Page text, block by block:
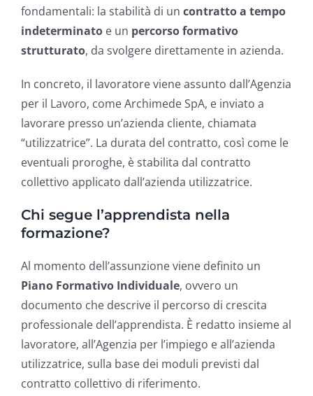
fondamentali: la stabilità di un contratto a tempo
indeterminato e un percorso formativo
strutturato, da svolgere direttamente in azienda.
In concreto, il lavoratore viene assunto dall’Agenzia
per il Lavoro, come Archimede SpA, e inviato a
lavorare presso un’azienda cliente, chiamata
“utilizzatrice”. La durata del contratto, così come le
eventuali proroghe, è stabilita dal contratto
collettivo applicato dall’azienda utilizzatrice.
Chi segue l’apprendista nella
formazione?
Al momento dell’assunzione viene definito un
Piano Formativo Individuale, ovvero un
documento che descrive il percorso di crescita
professionale dell’apprendista. È redatto insieme al
lavoratore, all’Agenzia per l’impiego e all’azienda
utilizzatrice, sulla base dei moduli previsti dal
contratto collettivo di riferimento.